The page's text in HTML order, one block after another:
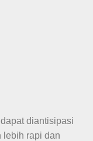
diantisipasi
lebih rapi dan